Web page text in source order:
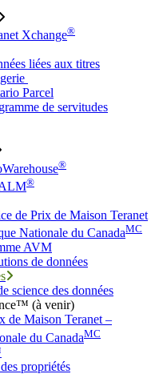
Xchange®
liées aux titres
Parcel
de servitudes
®
®
de Prix de Maison Teranet
Nationale du CanadaMC
AVM
de données
science des données
(à venir)
de Maison Teranet –
du CanadaMC
propriétés